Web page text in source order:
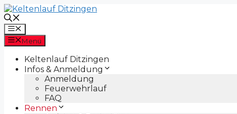
Zum
Inhalt
springen
Menü
Menü
Keltenlauf Ditzingen
Infos & Anmeldung
Anmeldung
Feuerwehrlauf
FAQ
Rennen